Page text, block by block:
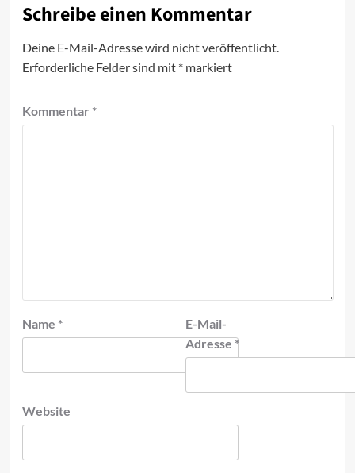
Schreibe einen Kommentar
Deine E-Mail-Adresse wird nicht veröffentlicht.
Erforderliche Felder sind mit *markiert
Kommentar *
Name *
E-Mail-
Adresse*
Website